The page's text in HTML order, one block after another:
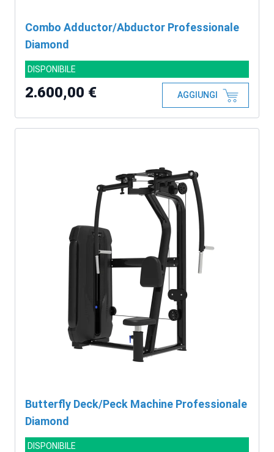
Combo Adductor/Abductor Professionale
Diamond
DISPONIBILE
2.600,00 € AGGIUNGI
Butterfly Deck/Peck Machine Professionale
Diamond
DISPONIBILE